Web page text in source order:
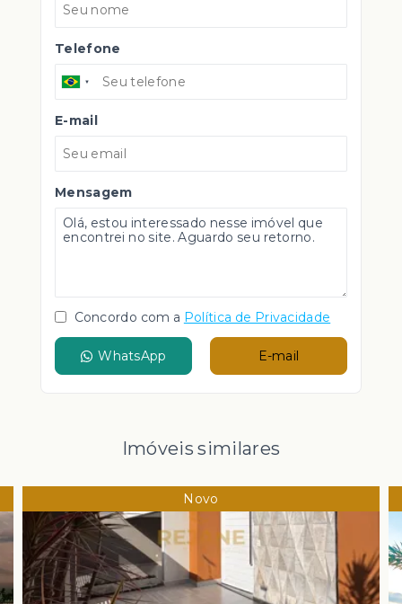
Telefone
E-mail
Mensagem
Concordo com a Política de Privacidade
WhatsApp E-mail
Imóveis similares
Novo